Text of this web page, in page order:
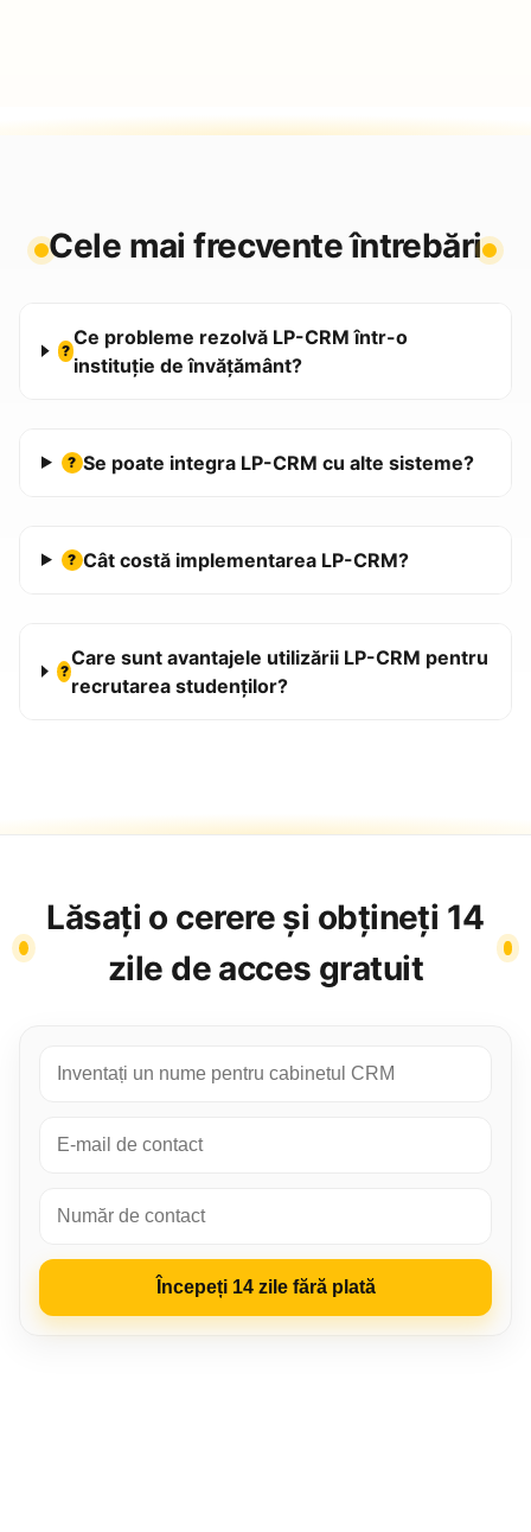
Cele mai frecvente întrebări
?
Ce probleme rezolvă LP-CRM într-o
instituție de învățământ?
? Se poate integra LP-CRM cu alte sisteme?
? Cât costă implementarea LP-CRM?
?
Care sunt avantajele utilizării LP-CRM pentru
recrutarea studenților?
Lăsați o cerere și obțineți 14
zile de acces gratuit
Începeți 14 zile fără plată